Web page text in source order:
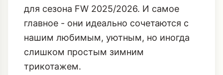
для сезона FW 2025/2026. И самое
главное - они идеально сочетаются с
нашим любимым, уютным, но иногда
слишком простым зимним
трикотажем.